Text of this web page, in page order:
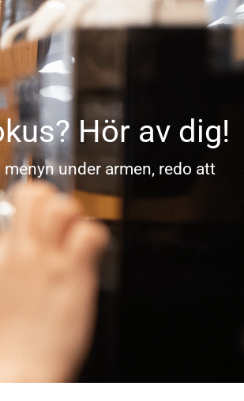
Hör av dig!
under armen, redo att